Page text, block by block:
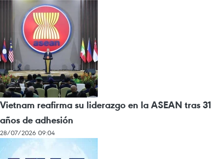
Vietnam reafirma su liderazgo en la ASEAN tras 31
años de adhesión
28/07/2026 09:04